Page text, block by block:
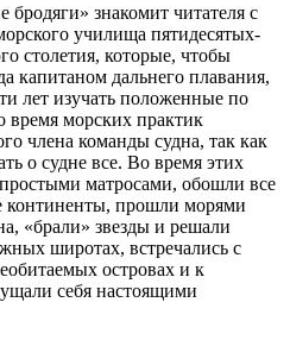
знакомит читателя с
училища пятидесятых-
столетия, которые, чтобы
капитаном дальнего плавания,
лет изучать положенные по
морских практик
члена команды судна, так как
о судне все. Во время этих
матросами, обошли все
континенты, прошли морями
«брали» звезды и решали
широтах, встречались с
островах и к
себя настоящими